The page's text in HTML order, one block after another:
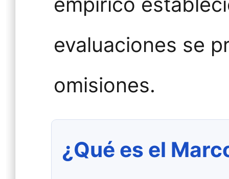
evaluaciones se
omisiones.
¿Qué es el